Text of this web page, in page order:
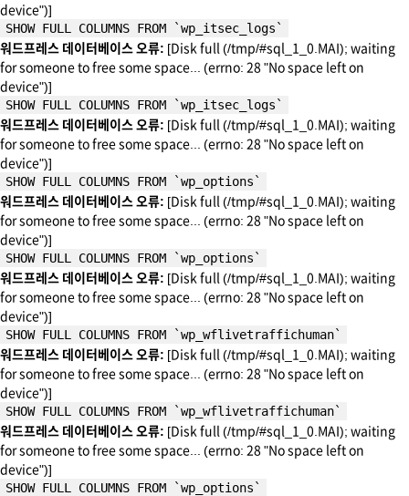
device")]
SHOW FULL COLUMNS FROM `wp_itsec_logs`
워드프레스 데이터베이스 오류: [Disk full (/tmp/#sql_1_0.MAI); waiting
for someone to free some space... (errno: 28 "No space left on
device")]
SHOW FULL COLUMNS FROM `wp_itsec_logs`
워드프레스 데이터베이스 오류: [Disk full (/tmp/#sql_1_0.MAI); waiting
for someone to free some space... (errno: 28 "No space left on
device")]
SHOW FULL COLUMNS FROM `wp_options`
워드프레스 데이터베이스 오류: [Disk full (/tmp/#sql_1_0.MAI); waiting
for someone to free some space... (errno: 28 "No space left on
device")]
SHOW FULL COLUMNS FROM `wp_options`
워드프레스 데이터베이스 오류: [Disk full (/tmp/#sql_1_0.MAI); waiting
for someone to free some space... (errno: 28 "No space left on
device")]
SHOW FULL COLUMNS FROM `wp_wflivetraffichuman`
워드프레스 데이터베이스 오류: [Disk full (/tmp/#sql_1_0.MAI); waiting
for someone to free some space... (errno: 28 "No space left on
device")]
SHOW FULL COLUMNS FROM `wp_wflivetraffichuman`
워드프레스 데이터베이스 오류: [Disk full (/tmp/#sql_1_0.MAI); waiting
for someone to free some space... (errno: 28 "No space left on
device")]
SHOW FULL COLUMNS FROM `wp_options`